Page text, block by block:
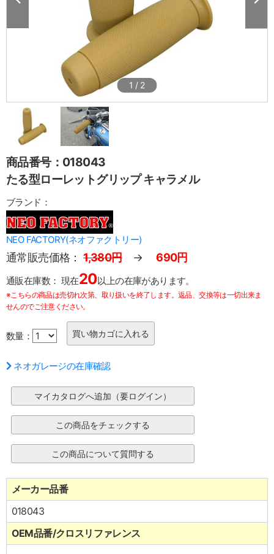
1 / 2
商品番号：018043
たる型ローレットグリップ キャラメル
ブランド：
NEO FACTORY(ネオファクトリー)
通常販売価格： 1,380円→690円
通販在庫数： 現在20以上の在庫があります。
※こちらの商品は売切れ次第、取り扱いを終了します。返品、交換等は一切出来ま
せんのでご注意ください。
数量：
ネオガレージの在庫確認
メーカー品番
018043
OEM品番/クロスリファレンス